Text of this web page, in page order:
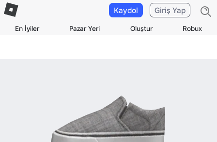
En İyiler Pazar Yeri Oluştur Robux
Kaydol Giriş Yap